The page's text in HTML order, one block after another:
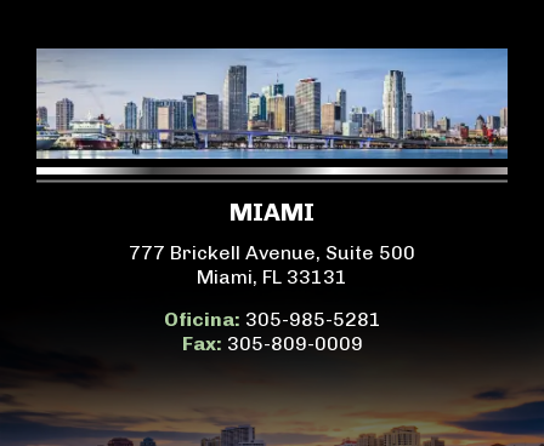
MIAMI
777 Brickell Avenue, Suite 500
Miami, FL 33131
Oficina: 305-985-5281
Fax: 305-809-0009